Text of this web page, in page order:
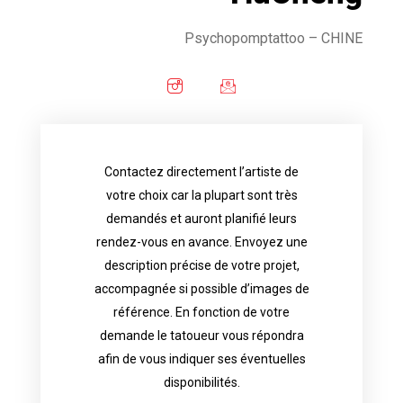
Psychopomptattoo – CHINE
Contactez directement l’artiste de
votre choix car la plupart sont très
demandés et auront planifié leurs
rendez-vous en avance. Envoyez une
description précise de votre projet,
accompagnée si possible d’images de
référence. En fonction de votre
demande le tatoueur vous répondra
afin de vous indiquer ses éventuelles
disponibilités.
Contact directly the artist of your
choice because most are in great
appointments in advance. Send an
accurate description of your project, if
possible attached with reference
images. Depending your request, the
tattoo artist will answer to tell you his